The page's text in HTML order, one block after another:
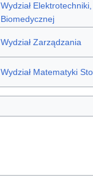
Wydział
Biomedycznej
Wydział Zarządzania
Wydział Matematyki